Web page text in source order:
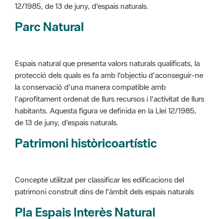
Espais natural que presenta valors naturals qualificats, la
l'aprofitament ordenat de llurs recursos i l'activitat de llurs
habitants. Aquesta figura ve definida en la Llei 12/1985,
de 13 de juny, d'espais naturals.
Patrimoni històricoartístic
Concepte utilitzat per classificar les edificacions del
Pla Espais Interès Natural
És un pla territorial sectorial que delimita un conjunt